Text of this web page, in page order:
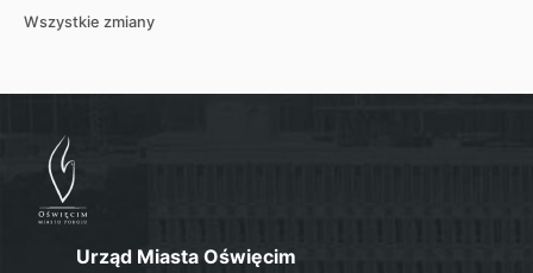
Wszystkie zmiany
Urząd Miasta Oświęcim